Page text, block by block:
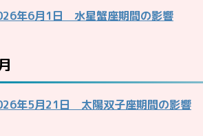
年6月1日 水星蟹座期間の影響
年5月21日 太陽双子座期間の影響